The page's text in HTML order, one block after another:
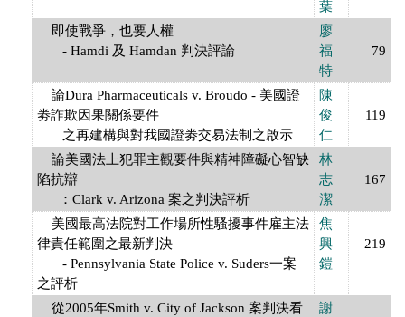
葉
即使戰爭，也要人權
- Hamdi 及 Hamdan 判決評論
廖
福
特
79
論Dura Pharmaceuticals v. Broudo - 美國證
劵詐欺因果關係要件
之再建構與對我國證劵交易法制之啟示
陳
俊
仁
119
論美國法上犯罪主觀要件與精神障礙心智缺
陷抗辯
：Clark v. Arizona 案之判決評析
林
志
潔
167
美國最高法院對工作場所性騷擾事件雇主法
律責任範圍之最新判決
- Pennsylvania State Police v. Suders一案
之評析
焦
興
鎧
219
從2005年Smith v. City of Jackson 案判決看
謝